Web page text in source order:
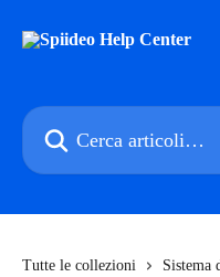
Cerca articoli…
Tutte le collezioni
Sistema